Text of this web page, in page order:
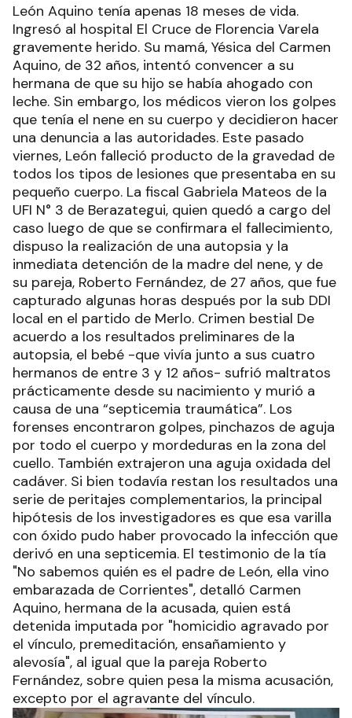
León Aquino tenía apenas 18 meses de vida.
Ingresó al hospital El Cruce de Florencia Varela
gravemente herido. Su mamá, Yésica del Carmen
Aquino, de 32 años, intentó convencer a su
hermana de que su hijo se había ahogado con
leche. Sin embargo, los médicos vieron los golpes
que tenía el nene en su cuerpo y decidieron hacer
una denuncia a las autoridades. Este pasado
viernes, León falleció producto de la gravedad de
todos los tipos de lesiones que presentaba en su
pequeño cuerpo. La fiscal Gabriela Mateos de la
UFI N° 3 de Berazategui, quien quedó a cargo del
caso luego de que se confirmara el fallecimiento,
dispuso la realización de una autopsia y la
inmediata detención de la madre del nene, y de
su pareja, Roberto Fernández, de 27 años, que fue
capturado algunas horas después por la sub DDI
local en el partido de Merlo. Crimen bestial De
acuerdo a los resultados preliminares de la
autopsia, el bebé -que vivía junto a sus cuatro
hermanos de entre 3 y 12 años- sufrió maltratos
prácticamente desde su nacimiento y murió a
causa de una “septicemia traumática”. Los
forenses encontraron golpes, pinchazos de aguja
por todo el cuerpo y mordeduras en la zona del
cuello. También extrajeron una aguja oxidada del
cadáver. Si bien todavía restan los resultados una
serie de peritajes complementarios, la principal
hipótesis de los investigadores es que esa varilla
con óxido pudo haber provocado la infección que
derivó en una septicemia. El testimonio de la tía
"No sabemos quién es el padre de León, ella vino
embarazada de Corrientes", detalló Carmen
Aquino, hermana de la acusada, quien está
detenida imputada por "homicidio agravado por
el vínculo, premeditación, ensañamiento y
alevosía", al igual que la pareja Roberto
Fernández, sobre quien pesa la misma acusación,
excepto por el agravante del vínculo.